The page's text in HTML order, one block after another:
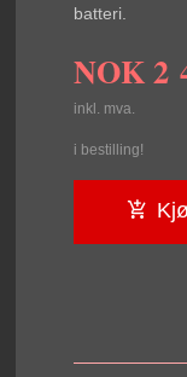
batteri.
NOK2
inkl. mva.
i bestilling!